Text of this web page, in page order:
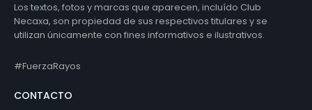
Los textos, fotos y marcas que aparecen, incluído Club
Necaxa, son propiedad de sus respectivos titulares y se
utilizan únicamente con fines informativos e ilustrativos.
#FuerzaRayos
CONTACTO